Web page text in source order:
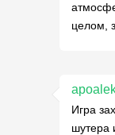
целом,
Игра
шутера